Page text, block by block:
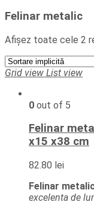
Felinar metalic
Afișez toate cele 2
Grid view List view
0 out of 5
Felinar
x15 x38 cm
82.80 lei
Felinar
excelenta de